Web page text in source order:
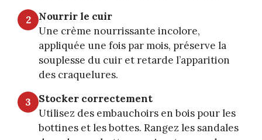
2
Nourrir le cuir
Une crème nourrissante incolore,
appliquée une fois par mois, préserve la
souplesse du cuir et retarde l’apparition
des craquelures.
3
Stocker correctement
Utilisez des embauchoirs en bois pour les
bottines et les bottes. Rangez les sandales